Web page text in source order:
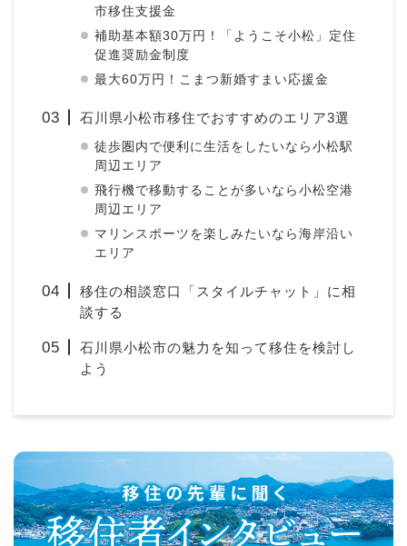
市移住支援金
補助基本額30万円！「ようこそ小松」定住
促進奨励金制度
最大60万円！こまつ新婚すまい応援金
石川県小松市移住でおすすめのエリア3選
徒歩圏内で便利に生活をしたいなら小松駅
周辺エリア
飛行機で移動することが多いなら小松空港
周辺エリア
マリンスポーツを楽しみたいなら海岸沿い
エリア
移住の相談窓口「スタイルチャット」に相
談する
石川県小松市の魅力を知って移住を検討し
よう